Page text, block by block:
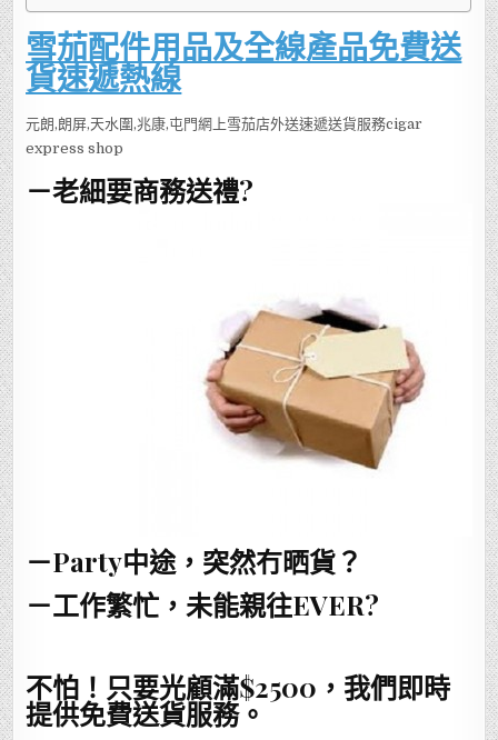
雪茄配件用品及全線產品免費送
貨速遞熱線
元朗,朗屏,天水圍,兆康,屯門網上雪茄店外送速遞送貨服務cigar
express shop
－老細要商務送禮?
－Party中途，突然冇晒貨？
－工作繁忙，未能親往EVER?
不怕！只要光顧滿$2500，我們即時
提供免費送貨服務。